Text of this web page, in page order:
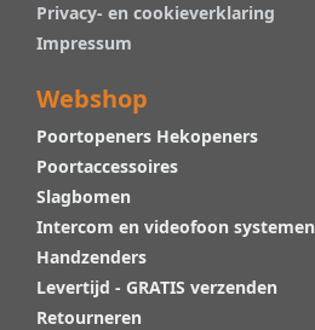
Privacy- en cookieverklaring
Impressum
Webshop
Poortopeners Hekopeners
Poortaccessoires
Slagbomen
Intercom en videofoon systemen
Handzenders
Levertijd - GRATIS verzenden
Retourneren